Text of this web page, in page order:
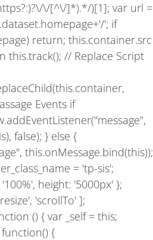
\/[^\/]*).*/)[1]; var url =
'; if
return; this.container.src
this.track(); // Replace Script
Events if
false); } else {
this.onMessage.bind(this));
= 'tp-sis';
height: '5000px' };
'scrollTo' ];
() { var _self = this;
{